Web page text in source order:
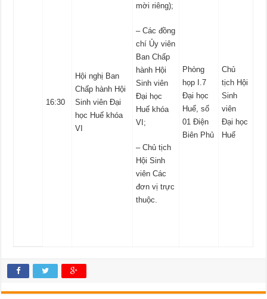
16:30
Hội nghị Ban
Chấp hành Hội
Sinh viên Đại
học Huế khóa
VI
mời riêng);
– Các đồng
chí Ủy viên
Ban Chấp
hành Hội
Sinh viên
Đại học
Huế khóa
VI;
– Chủ tịch
Hội Sinh
viên Các
đơn vị trực
thuộc.
Phòng
họp I.7
Đại học
Huế, số
01 Điện
Biên Phủ
Chủ
tịch Hội
Sinh
viên
Đại học
Huế